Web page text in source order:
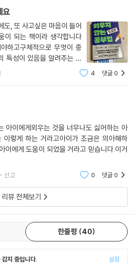
요
도, 또 사고싶은 마음이 들어
이 되는 책이라 생각합니다
하고구체적으로 무엇이 중
특성이 있음을 알려주는 책
니다
4 댓글0
아이에게외우는 것을 너무나도 싫어하는 아
이렇게 하는 거라고아이가 조금은 의아해하
이에게 도움이 되었을 거라고 믿습니다.이거
신고 0 댓글0
리뷰 전체보기
한줄평 40
지 중입니다. 설정